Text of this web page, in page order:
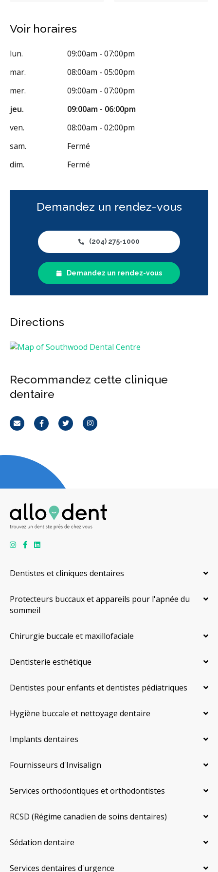
Ponts
Couronnes
Reconstruction complète de la bouche
Gestion de l'anxiété dentaire
Appareils dentaires
Soins dentaires pour enfants
Services esthétiques
Diagnostique
Urgences Endodontie
Orthodontie
Parodontie
Hygiène préventive et nettoyages
Réparateur
Sédation
RCSD (Régime canadien de soins dentaires)
Voir horaires
lun.
09:00am - 07:00pm
mar.
08:00am - 05:00pm
mer.
09:00am - 07:00pm
jeu.
09:00am - 06:00pm
ven.
08:00am - 02:00pm
sam.
Fermé
dim.
Fermé
Demandez un rendez-vous
(204) 275-1000
Demandez un rendez-vous
Directions
Recommandez cette clinique
dentaire
CourrielFacebookTwitterInstagram
Dentistes et cliniques dentaires
Protecteurs buccaux et appareils pour l'apnée du
sommeil
Chirurgie buccale et maxillofaciale
Dentisterie esthétique
Dentistes pour enfants et dentistes pédiatriques
Hygiène buccale et nettoyage dentaire
Implants dentaires
Fournisseurs d'Invisalign
Services orthodontiques et orthodontistes
RCSD (Régime canadien de soins dentaires)
Sédation dentaire
Services dentaires d'urgence